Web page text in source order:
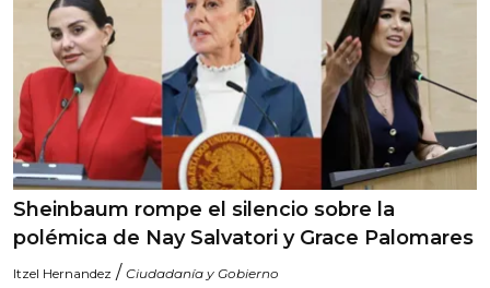
Sheinbaum rompe el silencio sobre la
polémica de Nay Salvatori y Grace Palomares
Itzel Hernandez / Ciudadanía y Gobierno